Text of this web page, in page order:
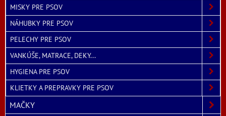
MISKY PRE PSOV
NÁHUBKY PRE PSOV
PELECHY PRE PSOV
VANKÚŠE, MATRACE, DEKY...
HYGIENA PRE PSOV
KLIETKY A PREPRAVKY PRE PSOV
MAČKY